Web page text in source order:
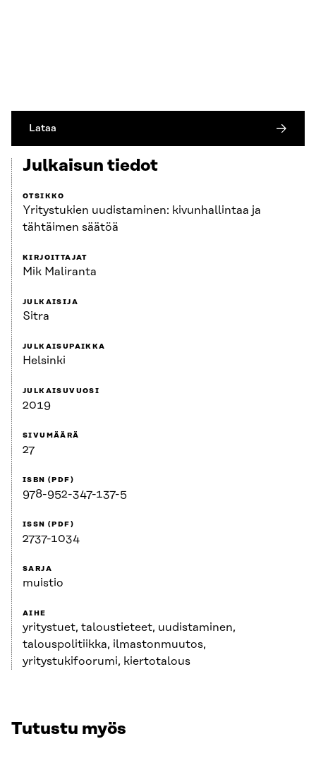
Lataa
Julkaisun tiedot
OTSIKKO
Yritystukien uudistaminen: kivunhallintaa ja
tähtäimen säätöä
KIRJOITTAJAT
Mik Maliranta
JULKAISIJA
Sitra
JULKAISUPAIKKA
Helsinki
JULKAISUVUOSI
2019
SIVUMÄÄRÄ
27
ISBN (PDF)
978-952-347-137-5
ISSN (PDF)
2737-1034
SARJA
muistio
AIHE
yritystuet, taloustieteet, uudistaminen,
talouspolitiikka, ilmastonmuutos,
yritystukifoorumi, kiertotalous
Tutustu myös